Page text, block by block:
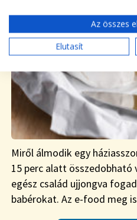
Miről álmodik egy
15 perc alatt összedobható
egész család ujjongva
babérokat. Az e-food meg
Az összes
Elutasít